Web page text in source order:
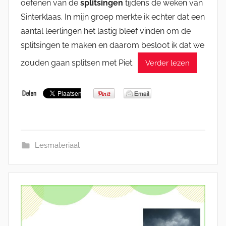
oefenen van de splitsingen tijdens de weken van
Sinterklaas. In mijn groep merkte ik echter dat een
aantal leerlingen het lastig bleef vinden om de
splitsingen te maken en daarom besloot ik dat we
zouden gaan splitsen met Piet.
Verder lezen
Lesmateriaal